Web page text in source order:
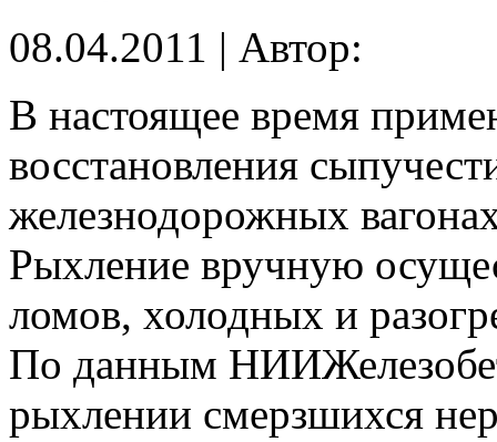
08.04.2011 | Автор:
В настоящее время
восстановления
железнодорожных
Рыхление вручную
ломов, холодных и
По данным
рыхлении смерзшихся